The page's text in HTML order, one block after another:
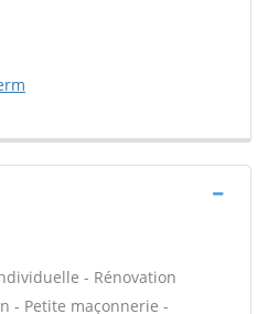
- Rénovation
- Petite maçonnerie -